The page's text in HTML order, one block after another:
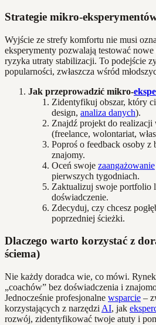
Strategie mikro-
Wyjście ze strefy komfortu nie musi
eksperymenty pozwalają testować
ryzyka utraty stabilizacji. To podejście
popularności, zwłaszcza wśród
Jak przeprowadzić mikro-
Zidentyfikuj obszar, który
design, analiza danych).
Znajdź projekt do
(freelance, wolontariat,
Poproś o feedback osoby z
znajomy.
Oceń swoje zaangażowanie
pierwszych tygodniach.
Zaktualizuj swoje portfolio
doświadczenie.
Zdecyduj, czy chcesz
poprzedniej ścieżki.
Dlaczego warto korzystać z
ściema)
Nie każdy doradca wie, co mówi. Rynek
„coachów” bez doświadczenia i
Jednocześnie profesjonalne wsparcie –
korzystających z narzędzi AI, jak
rozwój, zidentyfikować twoje atuty i